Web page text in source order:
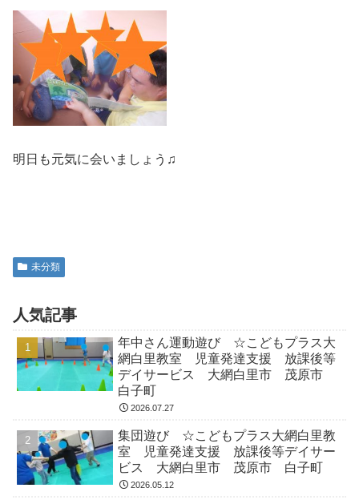
明日も元気に会いましょう♫
未分類
人気記事
年中さん運動遊び ☆こどもプラス大
網白里教室 児童発達支援 放課後等
デイサービス 大網白里市 茂原市
白子町
2026.07.27
集団遊び ☆こどもプラス大網白里教
室 児童発達支援 放課後等デイサー
ビス 大網白里市 茂原市 白子町
2026.05.12